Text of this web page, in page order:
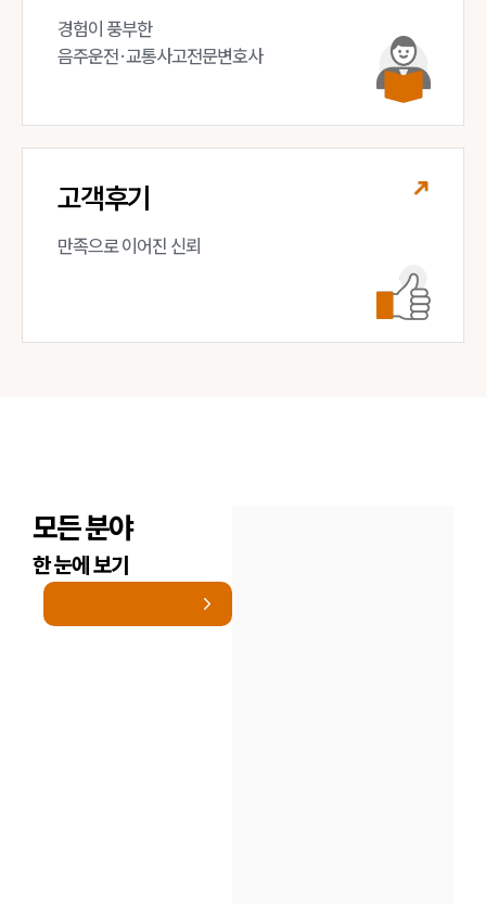
경험이 풍부한
음주운전·교통사고전문변호사
고객후기
만족으로 이어진 신뢰
모든 분야
한 눈에 보기